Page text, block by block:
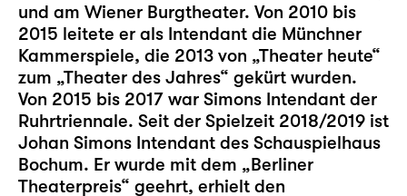
und am Wiener Burgtheater. Von 2010 bis
2015 leitete er als Intendant die Münchner
Kammerspiele, die 2013 von „Theater heute“
zum „Theater des Jahres“ gekürt wurden.
Von 2015 bis 2017 war Simons Intendant der
Ruhrtriennale. Seit der Spielzeit 2018/2019 ist
Johan Simons Intendant des Schauspielhaus
Bochum. Er wurde mit dem „Berliner
Theaterpreis“ geehrt, erhielt den